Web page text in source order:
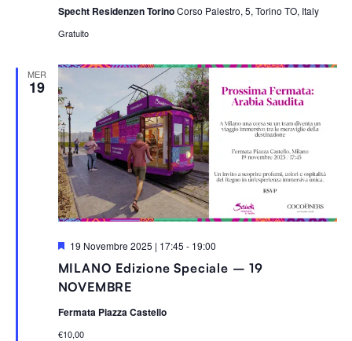
Specht Residenzen TorinoCorso Palestro, 5, Torino TO, Italy
Gratuito
MER
19
MILANO Edizione Speciale – 19
NOVEMBRE
S
g
n
a
l
a
t
19 Novembre 2025 | 17:45 - 19:00
Fermata Piazza Castello
€10,00